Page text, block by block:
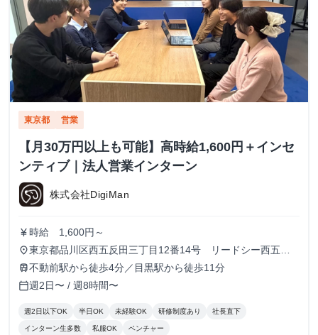
東京都 営業
【月30万円以上も可能】高時給1,600円＋インセ
ンティブ｜法人営業インターン
株式会社DigiMan
currency_yen 時給 1,600円～
place東京都品川区西五反田三丁目12番14号 リードシー西五反
田ビル7-8階（受付8階）
train不動前駅から徒歩4分／目黒駅から徒歩11分
calendar_today週2日〜 / 週8時間〜
週2日以下OK 半日OK 未経験OK 研修制度あり 社長直下
インターン生多数 私服OK ベンチャー